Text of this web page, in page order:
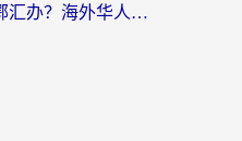
马来西亚怎么打不开鄂汇办？海外华人必备的回国加速指南，解决追剧、办事、阅读难题